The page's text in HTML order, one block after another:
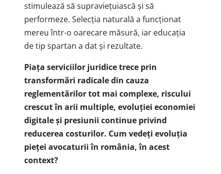
stimulează să supraviețuiască și să
performeze. Selecția naturală a funcționat
mereu într-o oarecare măsură, iar educația
de tip spartan a dat și rezultate.
Piața serviciilor juridice trece prin
transformări radicale din cauza
reglementărilor tot mai complexe, riscului
crescut în arii multiple, evoluției economiei
digitale și presiunii continue privind
reducerea costurilor. Cum vedeți evoluția
pieței avocaturii în românia, în acest
context?